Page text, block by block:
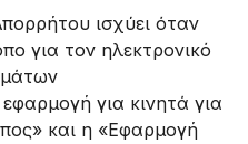
ισχύει όταν
για τον ηλεκτρονικό
για κινητά για
και η «Εφαρμογή